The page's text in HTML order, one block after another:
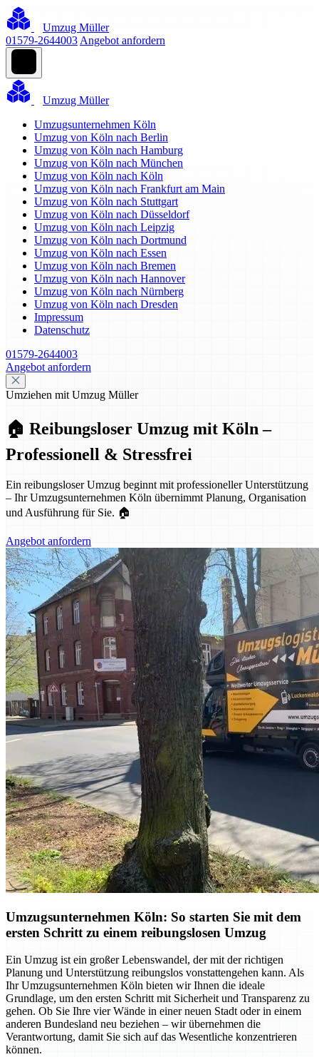
Umzug Müller
01579-2644003 Angebot anfordern
Umzug Müller
Umzugsunternehmen Köln
Umzug von Köln nach Berlin
Umzug von Köln nach Hamburg
Umzug von Köln nach München
Umzug von Köln nach Köln
Umzug von Köln nach Frankfurt am Main
Umzug von Köln nach Stuttgart
Umzug von Köln nach Düsseldorf
Umzug von Köln nach Leipzig
Umzug von Köln nach Dortmund
Umzug von Köln nach Essen
Umzug von Köln nach Bremen
Umzug von Köln nach Hannover
Umzug von Köln nach Nürnberg
Umzug von Köln nach Dresden
Impressum
Datenschutz
01579-2644003
Angebot anfordern
Umziehen mit Umzug Müller
🏠 Reibungsloser Umzug mit Köln –
Professionell & Stressfrei
Ein reibungsloser Umzug beginnt mit professioneller Unterstützung
– Ihr Umzugsunternehmen Köln übernimmt Planung, Organisation
und Ausführung für Sie. 🏠
Angebot anfordern
Umzugsunternehmen Köln: So starten Sie mit dem
ersten Schritt zu einem reibungslosen Umzug
Ein Umzug ist ein großer Lebenswandel, der mit der richtigen
Planung und Unterstützung reibungslos vonstattengehen kann. Als
Ihr Umzugsunternehmen Köln bieten wir Ihnen die ideale
Grundlage, um den ersten Schritt mit Sicherheit und Transparenz zu
gehen. Ob Sie Ihre vier Wände in einer neuen Stadt oder in einem
anderen Bundesland neu beziehen – wir übernehmen die
Verantwortung, damit Sie sich auf das Wesentliche konzentrieren
können.